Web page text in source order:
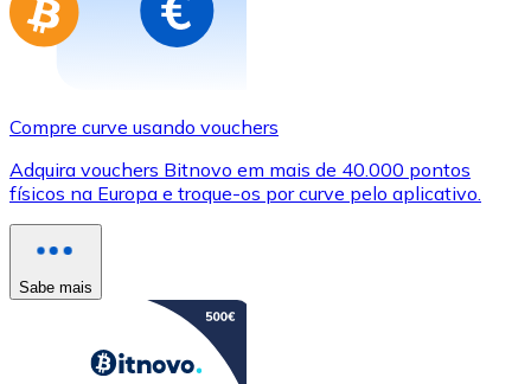
Compre curve usando vouchers
Adquira vouchers Bitnovo em mais de 40.000 pontos
físicos na Europa e troque-os por curve pelo aplicativo.
Sabe mais